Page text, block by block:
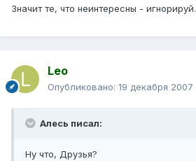
Значит те, что неинтересны - игнорируй.
Leo
Опубликовано: 19 декабря 2007
Алесь писал:
Ну что, Друзья?